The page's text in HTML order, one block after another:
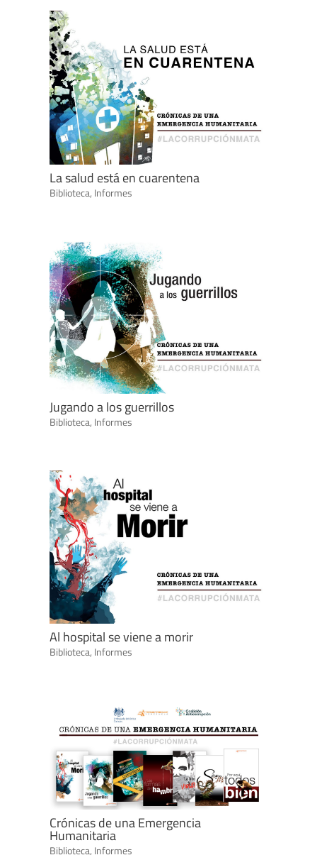
La salud está en cuarentena
Biblioteca, Informes
Jugando a los guerrillos
Biblioteca, Informes
Al hospital se viene a morir
Biblioteca, Informes
Crónicas de una Emergencia
Humanitaria
Biblioteca, Informes